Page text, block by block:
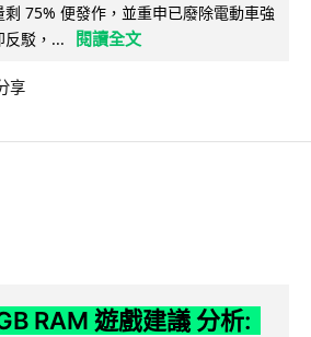
75% 便發作，並重申已廢除電動車強
反駁，...
閱讀全文
享
RAM 遊戲建議 分析: